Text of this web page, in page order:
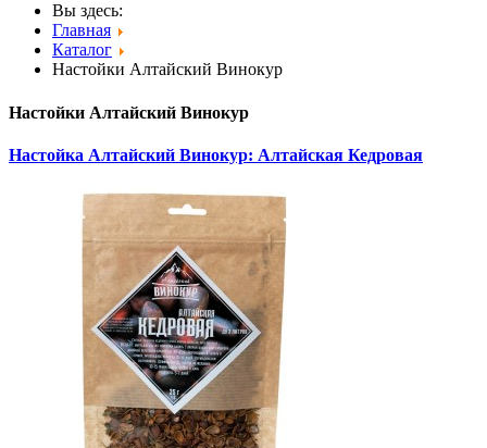
Вы здесь:
Главная
Каталог
Настойки Алтайский Винокур
Настойки Алтайский Винокур
Настойка Алтайский Винокур: Алтайская Кедровая